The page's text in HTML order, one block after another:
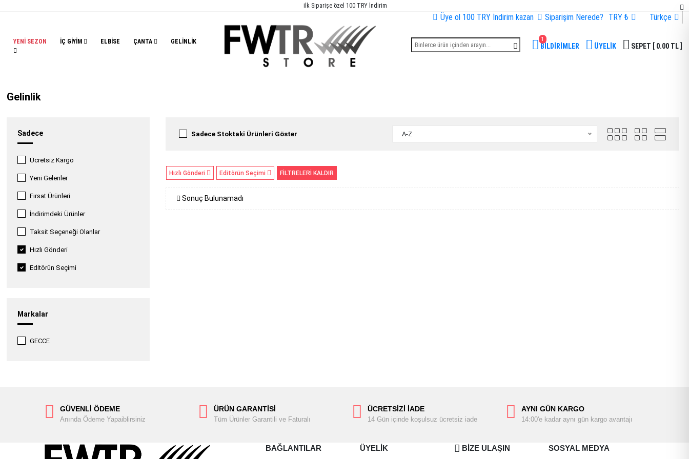
ilk Siparişe özel 100 TRY İndirim
Üye ol 100 TRY İndirim kazan Siparişim Nerede? TRY ₺ Türkçe
YENİ SEZON İÇ GİYİM ELBİSE ÇANTA GELİNLİK 1
BİLDİRİMLER ÜYELİK SEPET [ 0.00 TL ]
Gelinlik
Sadece
Ücretsiz Kargo
Yeni Gelenler
Fırsat Ürünleri
İndirimdeki Ürünler
Taksit Seçeneği Olanlar
Hızlı Gönderi
Editörün Seçimi
Markalar
GECCE
Sadece Stoktaki Ürünleri Göster A-Z
Hızlı Gönderi Editörün Seçimi FİLTRELERİ KALDIR
Sonuç Bulunamadı
GÜVENLİ ÖDEME
Anında Ödeme Yapaiblirsiniz
ÜRÜN GARANTİSİ
Tüm Ürünler Garantili ve Faturalı
ÜCRETSİZİ İADE
14 Gün içinde koşulsuz ücretsiz iade
AYNI GÜN KARGO
14:00'e kadar aynı gün kargo avantajı
BAĞLANTILAR ÜYELİK BİZE ULAŞIN SOSYAL MEDYA